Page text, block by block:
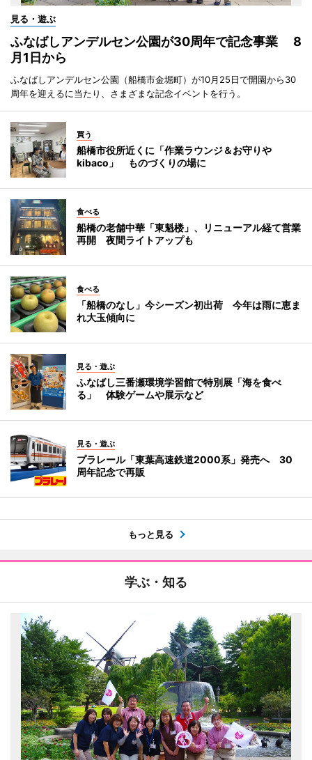
見る・遊ぶ
ふなばしアンデルセン公園が30周年で記念事業 8
月1日から
ふなばしアンデルセン公園（船橋市金堀町）が10月25日で開園から30
周年を迎えるに当たり、さまざまな記念イベントを行う。
買う
船橋市役所近くに「作業ラウンジ＆お守りや
kibaco」 ものづくりの場に
食べる
船橋の老舗中華「東魁楼」、リニューアル経て営業
再開 夜間ライトアップも
食べる
「船橋のなし」今シーズン初出荷 今年は雨に恵ま
れ大玉傾向に
見る・遊ぶ
ふなばし三番瀬環境学習館で特別展「海を食べ
る」 体験ゲームや展示など
見る・遊ぶ
プラレール「東葉高速鉄道2000系」発売へ 30
周年記念で再販
もっと見る
学ぶ・知る